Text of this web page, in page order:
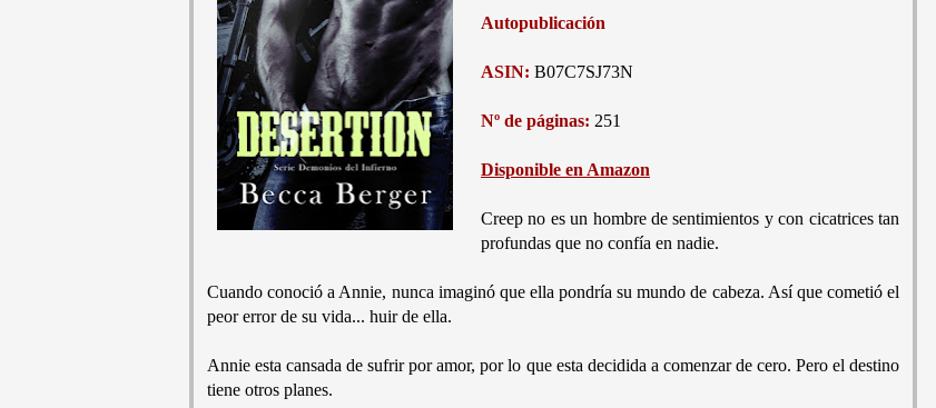
Autopublicación
ASIN: B07C7SJ73N
Nº de páginas: 251
Disponible en Amazon
Creep no es un hombre de sentimientos y con cicatrices tan
profundas que no confía en nadie.
Cuando conoció a Annie, nunca imaginó que ella pondría su mundo de cabeza. Así que cometió el
peor error de su vida... huir de ella.
Annie esta cansada de sufrir por amor, por lo que esta decidida a comenzar de cero. Pero el destino
tiene otros planes.